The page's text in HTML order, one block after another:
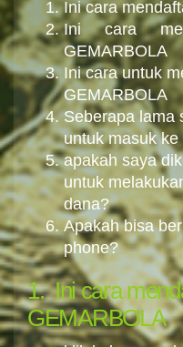
Ini cara
Ini cara
GEMARBOLA
Ini cara untuk
GEMARBOLA
Seberapa lama
untuk masuk
apakah saya
untuk
dana?
Apakah bisa
phone?
1. Ini cara
GEMARBOLA